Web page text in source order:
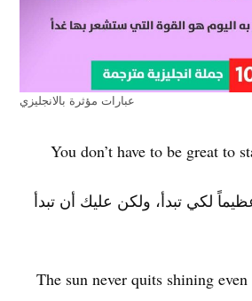
عبارات مؤثرة بالانجليزي
.You don’t have to be great to
لكي تبدأ، ولكن عليك أن تبدأ
.The sun never quits shining